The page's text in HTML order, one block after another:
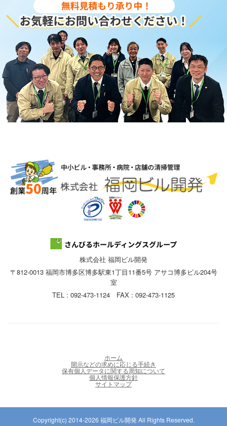
株式会社 福岡ビル開発
〒812-0013 福岡市博多区博多駅東1丁目11番5号 アサコ博多ビル204号
室
TEL : 092-473-1124 FAX : 092-473-1125
ホーム
開示などの求めに応じる手続き
保有個人データに関する周知について
個人情報保護方針
サイトマップ
Copyright(c) 2014-2026 福岡ビル開発 All Rights Reserved.